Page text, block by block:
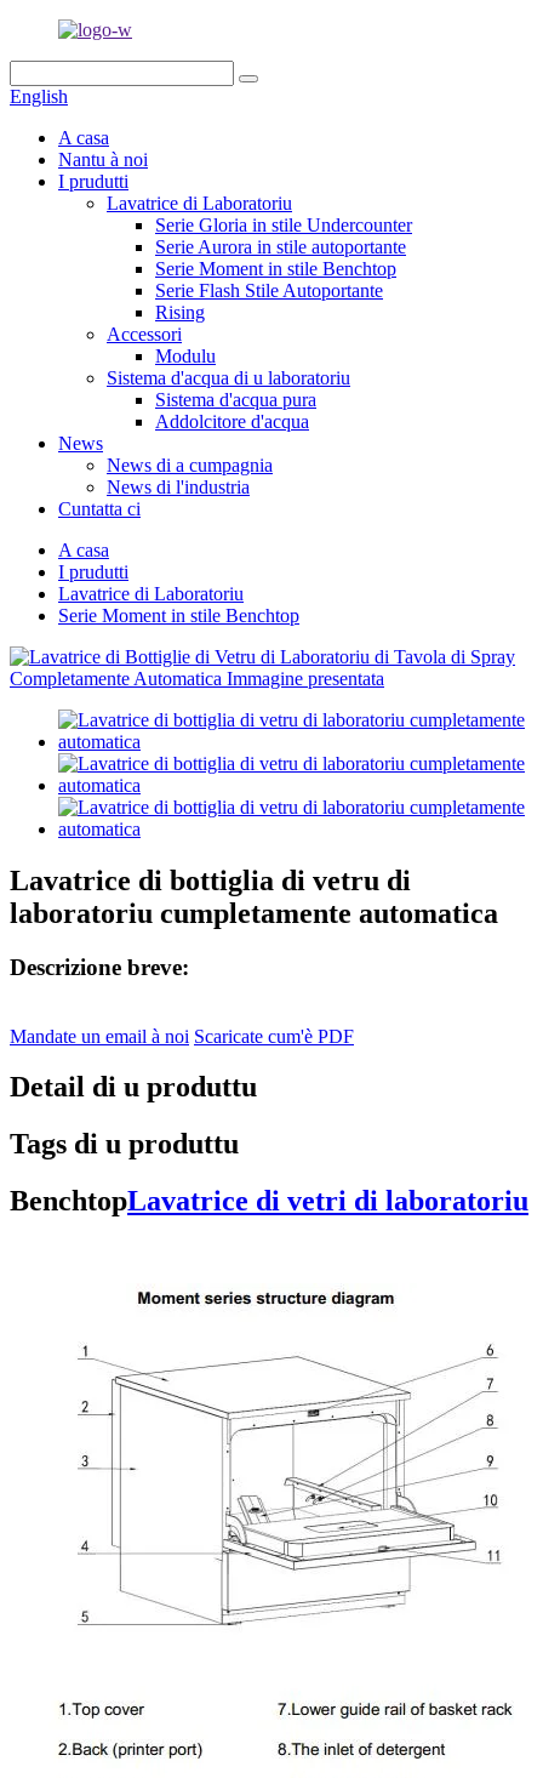
English
A casa
Nantu à noi
I prudutti
Lavatrice di Laboratoriu
Serie Gloria in stile Undercounter
Serie Aurora in stile autoportante
Serie Moment in stile Benchtop
Serie Flash Stile Autoportante
Rising
Accessori
Modulu
Sistema d'acqua di u laboratoriu
Sistema d'acqua pura
Addolcitore d'acqua
News
News di a cumpagnia
News di l'industria
Cuntatta ci
A casa
I prudutti
Lavatrice di Laboratoriu
Serie Moment in stile Benchtop
Lavatrice di bottiglia di vetru di
laboratoriu cumpletamente automatica
Descrizione breve:
Mandate un email à noi Scaricate cum'è PDF
Detail di u produttu
Tags di u produttu
BenchtopLavatrice di vetri di laboratoriu